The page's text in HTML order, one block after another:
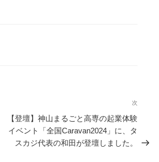
稿
次
【登壇】神山まるごと高専の起業体験
イベント「全国Caravan2024」に、タ
スカジ代表の和田が登壇しました。